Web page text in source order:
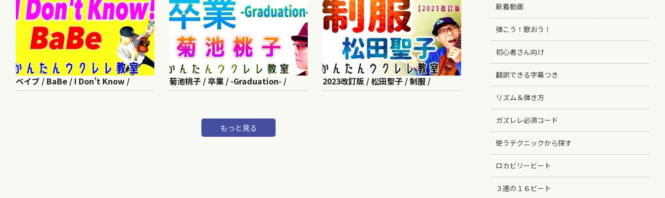
ベイブ / BaBe / I Don’t Know / 菊池桃子 / 卒業 / -Graduation- / 2023改訂版 / 松田聖子 / 制服 /
もっと見る
新着動画
弾こう！歌おう！
初心者さん向け
翻訳できる字幕つき
リズム＆弾き方
ガズレレ必須コード
使うテクニックから探す
ロカビリービート
３連の１６ビート